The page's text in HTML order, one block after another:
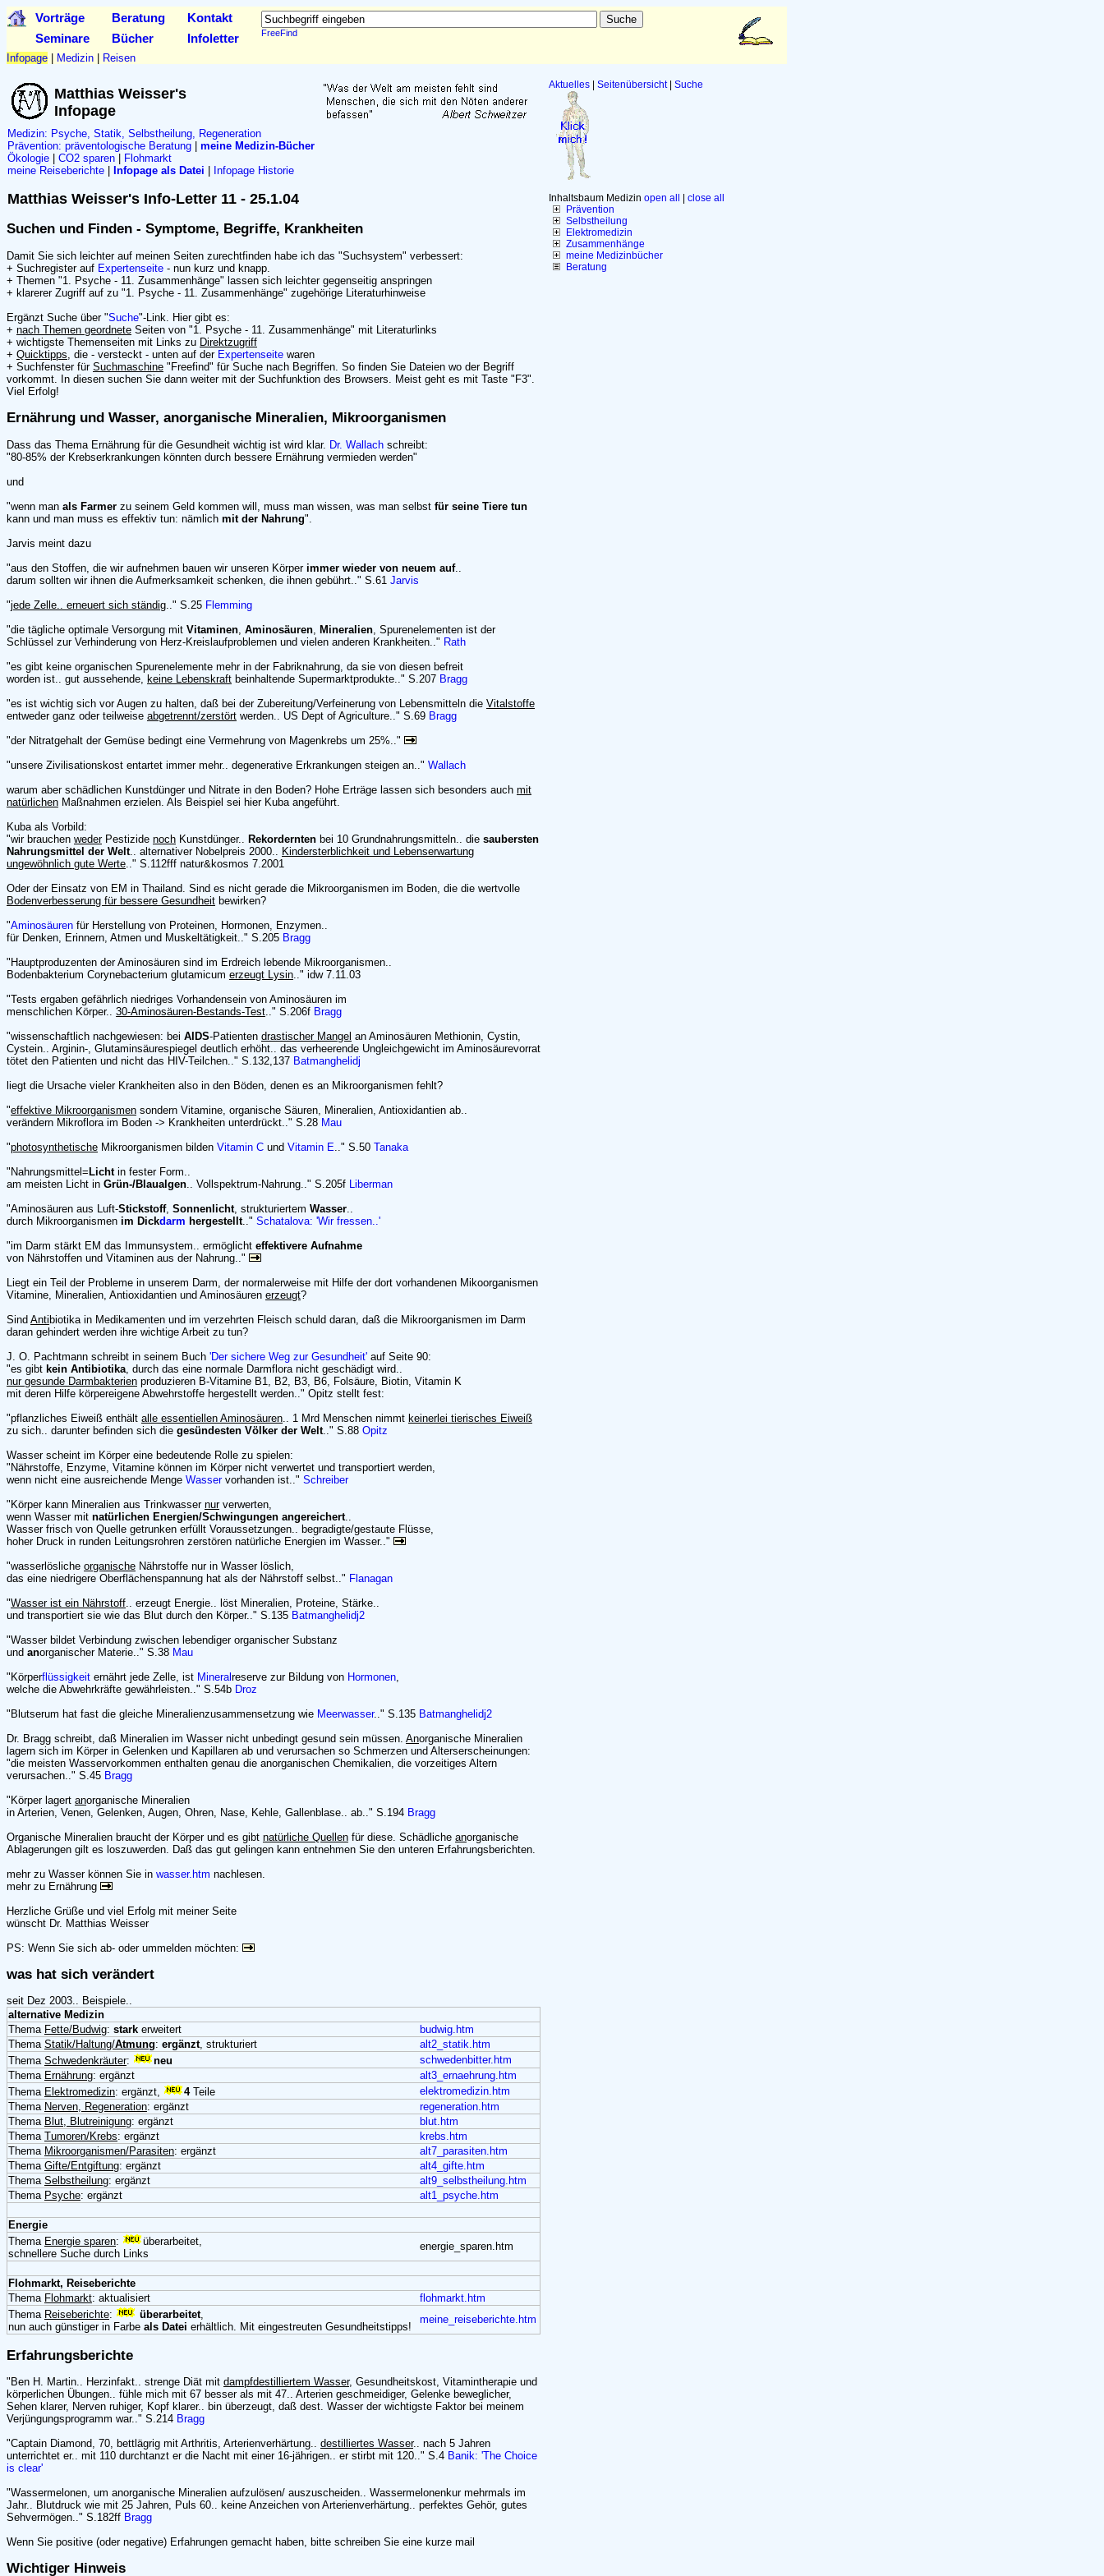
Vorträge Beratung Kontakt
FreeFind
Seminare Bücher Infoletter
Infopage Medizin Reisen
Aktuelles Seitenübersicht| Suche
Inhaltsbaum Medizin open all
close all
Prävention
Selbstheilung
Elektromedizin
Zusammenhänge
meine Medizinbücher
Beratung
Matthias Weisser's
Infopage
Medizin: Psyche, Statik, Selbstheilung, Regeneration
Prävention: präventologische Beratung
meine Medizin-Bücher
Ökologie
CO2 sparen
Flohmarkt
meine Reiseberichte
Infopage als Datei Infopage Historie
Matthias Weisser's Info-Letter 11 - 25.1.04
Suchen und Finden - Symptome, Begriffe, Krankheiten
Damit Sie sich leichter auf meinen Seiten zurechtfinden habe ich das "Suchsystem" verbessert:
+ Suchregister auf Expertenseite - nun kurz und knapp.
+ Themen "1. Psyche - 11. Zusammenhänge" lassen sich leichter gegenseitig anspringen
+ klarerer Zugriff auf zu "1. Psyche - 11. Zusammenhänge" zugehörige Literaturhinweise
Ergänzt Suche über "Suche"-Link. Hier gibt es:
+ nach Themen geordnete Seiten von "1. Psyche - 11. Zusammenhänge" mit Literaturlinks
+ wichtigste Themenseiten mit Links zu Direktzugriff
+ Quicktipps , die - versteckt - unten auf der Expertenseite waren
+ Suchfenster für Suchmaschine "Freefind" für Suche nach Begriffen. So finden Sie Dateien wo der Begriff
vorkommt. In diesen suchen Sie dann weiter mit der Suchfunktion des Browsers. Meist geht es mit Taste "F3".
Viel Erfolg!
Ernährung und Wasser, anorganische Mineralien, Mikroorganismen
Dass das Thema Ernährung für die Gesundheit wichtig ist wird klar. Dr. Wallach schreibt:
"80-85% der Krebserkrankungen könnten durch bessere Ernährung vermieden werden"
und
"wenn man als Farmer zu seinem Geld kommen will, muss man wissen, was man selbst für seine Tiere tun
kann und man muss es effektiv tun: nämlich mit der Nahrung".
Jarvis meint dazu
"aus den Stoffen, die wir aufnehmen bauen wir unseren Körper immer wieder von neuem auf..
darum sollten wir ihnen die Aufmerksamkeit schenken, die ihnen gebührt.." S.61 Jarvis
"jede Zelle.. erneuert sich ständig .." S.25 Flemming
"die tägliche optimale Versorgung mit Vitaminen Aminosäuren Mineralien , Spurenelementen ist der
Schlüssel zur Verhinderung von Herz-Kreislaufproblemen und vielen anderen Krankheiten.." Rath
"es gibt keine organischen Spurenelemente mehr in der Fabriknahrung, da sie von diesen befreit
worden ist.. gut aussehende, keine Lebenskraft beinhaltende Supermarktprodukte.." S.207 Bragg
"es ist wichtig sich vor Augen zu halten, daß bei der Zubereitung/Verfeinerung von Lebensmitteln die Vitalstoffe
entweder ganz oder teilweise abgetrennt/zerstört werden.. US Dept of Agriculture.." S.69 Bragg
"der Nitratgehalt der Gemüse bedingt eine Vermehrung von Magenkrebs um 25%.."
"unsere Zivilisationskost entartet immer mehr.. degenerative Erkrankungen steigen an.." Wallach
warum aber schädlichen Kunstdünger und Nitrate in den Boden? Hohe Erträge lassen sich besonders auch mit
natürlichen Maßnahmen erzielen. Als Beispiel sei hier Kuba angeführt.
Kuba als Vorbild:
"wir brauchen wederPestizide noch Kunstdünger.. Rekordernten bei 10 Grundnahrungsmitteln.. die saubersten
Nahrungsmittel der Welt.. alternativer Nobelpreis 2000.. Kindersterblichkeit und Lebenserwartung
ungewöhnlich gute Werte .." S.112fff natur&kosmos 7.2001
Oder der Einsatz von EM in Thailand. Sind es nicht gerade die Mikroorganismen im Boden, die die wertvolle
Bodenverbesserung für bessere Gesundheit bewirken?
"Aminosäuren für Herstellung von Proteinen, Hormonen, Enzymen..
für Denken, Erinnern, Atmen und Muskeltätigkeit.." S.205 Bragg
"Hauptproduzenten der Aminosäuren sind im Erdreich lebende Mikroorganismen..
Bodenbakterium Corynebacterium glutamicum erzeugt Lysin .." idw 7.11.03
"Tests ergaben gefährlich niedriges Vorhandensein von Aminosäuren im
menschlichen Körper.. 30-Aminosäuren-Bestands-Test .." S.206f Bragg
"wissenschaftlich nachgewiesen: bei AIDS-Patienten drastischer Mangel an Aminosäuren Methionin, Cystin,
Cystein.. Arginin-, Glutaminsäurespiegel deutlich erhöht.. das verheerende Ungleichgewicht im Aminosäurevorrat
tötet den Patienten und nicht das HIV-Teilchen.." S.132,137 Batmanghelidj
liegt die Ursache vieler Krankheiten also in den Böden, denen es an Mikroorganismen fehlt?
"effektive Mikroorganismen sondern Vitamine, organische Säuren, Mineralien, Antioxidantien ab..
verändern Mikroflora im Boden -> Krankheiten unterdrückt.." S.28 Mau
"photosynthetische Mikroorganismen bilden Vitamin C und Vitamin E .." S.50 Tanaka
"Nahrungsmittel=Lichtin fester Form..
am meisten Licht in Grün-/Blaualgen .. Vollspektrum-Nahrung.." S.205f Liberman
"Aminosäuren aus Luft-Stickstoff, Sonnenlicht, strukturiertem Wasser
durch Mikroorganismen im Dickdarm hergestellt.." Schatalova: 'Wir fressen..'
"im Darm stärkt EM das Immunsystem.. ermöglicht effektivere Aufnahme
von Nährstoffen und Vitaminen aus der Nahrung.."
Liegt ein Teil der Probleme in unserem Darm, der normalerweise mit Hilfe der dort vorhandenen Mikoorganismen
Vitamine, Mineralien, Antioxidantien und Aminosäuren erzeugt?
Sind Antibiotika in Medikamenten und im verzehrten Fleisch schuld daran, daß die Mikroorganismen im Darm
daran gehindert werden ihre wichtige Arbeit zu tun?
J. O. Pachtmann schreibt in seinem Buch 'Der sichere Weg zur Gesundheit' auf Seite 90:
"es gibt kein Antibiotika , durch das eine normale Darmflora nicht geschädigt wird..
nur gesunde Darmbakterien produzieren B-Vitamine B1, B2, B3, B6, Folsäure, Biotin, Vitamin K
mit deren Hilfe körpereigene Abwehrstoffe hergestellt werden.." Opitz stellt fest:
"pflanzliches Eiweiß enthält alle essentiellen Aminosäuren .. 1 Mrd Menschen nimmt keinerlei tierisches Eiweiß
zu sich.. darunter befinden sich die gesündesten Völker der Welt.." S.88 Opitz
Wasser scheint im Körper eine bedeutende Rolle zu spielen:
"Nährstoffe, Enzyme, Vitamine können im Körper nicht verwertet und transportiert werden,
wenn nicht eine ausreichende Menge Wasservorhanden ist.." Schreiber
"Körper kann Mineralien aus Trinkwasser nurverwerten,
wenn Wasser mit natürlichen Energien/Schwingungen angereichert..
Wasser frisch von Quelle getrunken erfüllt Voraussetzungen.. begradigte/gestaute Flüsse,
hoher Druck in runden Leitungsrohren zerstören natürliche Energien im Wasser.."
"wasserlösliche organische Nährstoffe nur in Wasser löslich,
das eine niedrigere Oberflächenspannung hat als der Nährstoff selbst.." Flanagan
"Wasser ist ein Nährstoff .. erzeugt Energie.. löst Mineralien, Proteine, Stärke..
und transportiert sie wie das Blut durch den Körper.." S.135 Batmanghelidj2
"Wasser bildet Verbindung zwischen lebendiger organischer Substanz
und anorganischer Materie.." S.38 Mau
"Körperflüssigkeit ernährt jede Zelle, ist Mineralreserve zur Bildung von Hormonen
welche die Abwehrkräfte gewährleisten.." S.54b Droz
"Blutserum hat fast die gleiche Mineralienzusammensetzung wie Meerwasser.." S.135 Batmanghelidj2
Dr. Bragg schreibt, daß Mineralien im Wasser nicht unbedingt gesund sein müssen. Anorganische Mineralien
lagern sich im Körper in Gelenken und Kapillaren ab und verursachen so Schmerzen und Alterserscheinungen:
"die meisten Wasservorkommen enthalten genau die anorganischen Chemikalien, die vorzeitiges Altern
verursachen.." S.45 Bragg
"Körper lagert anorganische Mineralien
in Arterien, Venen, Gelenken, Augen, Ohren, Nase, Kehle, Gallenblase.. ab.." S.194 Bragg
Organische Mineralien braucht der Körper und es gibt natürliche Quellen für diese. Schädliche anorganische
Ablagerungen gilt es loszuwerden. Daß das gut gelingen kann entnehmen Sie den unteren Erfahrungsberichten.
mehr zu Wasser können Sie in wasser.htm nachlesen.
mehr zu Ernährung
Herzliche Grüße und viel Erfolg mit meiner Seite
wünscht Dr. Matthias Weisser
PS: Wenn Sie sich ab- oder ummelden möchten:
was hat sich verändert
seit Dez 2003.. Beispiele..
alternative Medizin
Thema Fette/Budwig: stark erweitert
budwig.htm
Thema Statik/Haltung/Atmung: ergänzt, strukturiert
alt2_statik.htm
Thema Schwedenkräuter: neu
schwedenbitter.htm
Thema Ernährung: ergänzt
alt3_ernaehrung.htm
Thema Elektromedizin: ergänzt, 4Teile
elektromedizin.htm
Thema Nerven, Regeneration: ergänzt
regeneration.htm
Thema Blut, Blutreinigung: ergänzt
blut.htm
Thema Tumoren/Krebs: ergänzt
krebs.htm
Thema Mikroorganismen/Parasiten: ergänzt
alt7_parasiten.htm
Thema Gifte/Entgiftung: ergänzt
alt4_gifte.htm
Thema Selbstheilung: ergänzt
alt9_selbstheilung.htm
Thema Psyche: ergänzt alt1_psyche.htm
Energie
Thema Energie sparen:
überarbeitet,
schnellere Suche durch Links
energie_sparen.htm
Flohmarkt, Reiseberichte
Thema Flohmarkt: aktualisiert
flohmarkt.htm
Thema Reiseberichte: überarbeitet,
nun auch günstiger in Farbe als Datei erhältlich. Mit eingestreuten Gesundheitstipps!
meine_reiseberichte.htm
Erfahrungsberichte
"Ben H. Martin.. Herzinfakt.. strenge Diät mit dampfdestilliertem Wasser, Gesundheitskost, Vitamintherapie und
körperlichen Übungen.. fühle mich mit 67 besser als mit 47.. Arterien geschmeidiger, Gelenke beweglicher,
Sehen klarer, Nerven ruhiger, Kopf klarer.. bin überzeugt, daß dest. Wasser der wichtigste Faktor bei meinem
Verjüngungsprogramm war.." S.214 Bragg
"Captain Diamond, 70, bettlägrig mit Arthritis, Arterienverhärtung.. destilliertes Wasser.. nach 5 Jahren
unterrichtet er.. mit 110 durchtanzt er die Nacht mit einer 16-jährigen.. er stirbt mit 120.." S.4 Banik: 'The Choice
is clear'
"Wassermelonen, um anorganische Mineralien aufzulösen/ auszuscheiden.. Wassermelonenkur mehrmals im
Jahr.. Blutdruck wie mit 25 Jahren, Puls 60.. keine Anzeichen von Arterienverhärtung.. perfektes Gehör, gutes
Sehvermögen.." S.182ff Bragg
Wenn Sie positive (oder negative) Erfahrungen gemacht haben, bitte schreiben Sie eine kurze mail
Wichtiger Hinweis